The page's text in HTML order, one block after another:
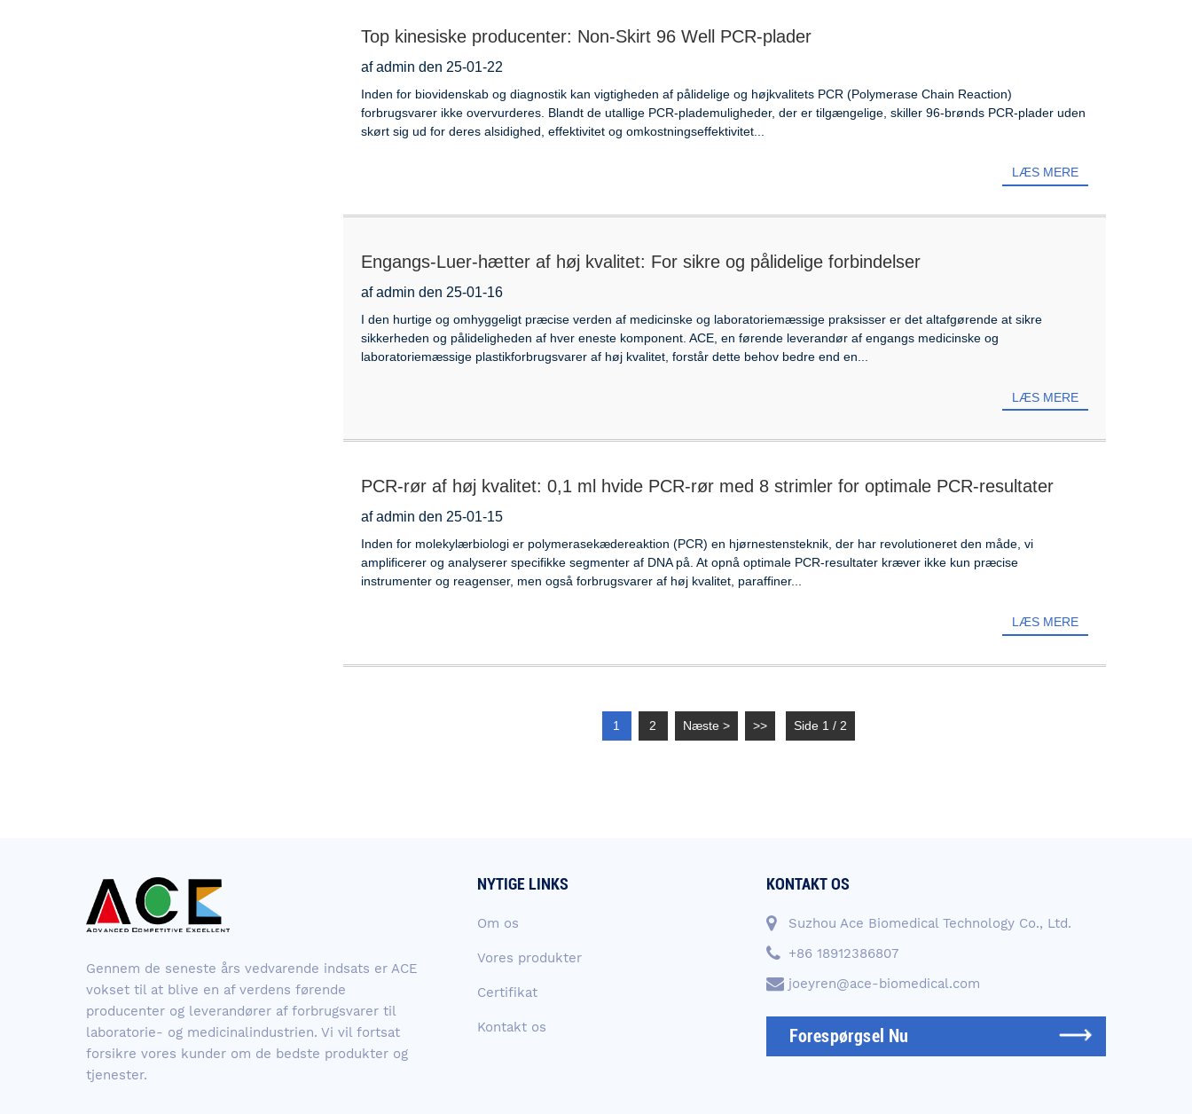
Top kinesiske producenter: Non-Skirt 96 Well PCR-plader
af admin den 25-01-22
Inden for biovidenskab og diagnostik kan vigtigheden af ​​pålidelige og højkvalitets PCR (Polymerase Chain Reaction)
forbrugsvarer ikke overvurderes. Blandt de utallige PCR-plademuligheder, der er tilgængelige, skiller 96-brønds PCR-plader uden
skørt sig ud for deres alsidighed, effektivitet og omkostningseffektivitet...
LÆS MERE
Engangs-Luer-hætter af høj kvalitet: For sikre og pålidelige forbindelser
af admin den 25-01-16
I den hurtige og omhyggeligt præcise verden af ​​medicinske og laboratoriemæssige praksisser er det altafgørende at sikre
sikkerheden og pålideligheden af ​​hver eneste komponent. ACE, en førende leverandør af engangs medicinske og
laboratoriemæssige plastikforbrugsvarer af høj kvalitet, forstår dette behov bedre end en...
LÆS MERE
PCR-rør af høj kvalitet: 0,1 ml hvide PCR-rør med 8 strimler for optimale PCR-resultater
af admin den 25-01-15
Inden for molekylærbiologi er polymerasekædereaktion (PCR) en hjørnestensteknik, der har revolutioneret den måde, vi
amplificerer og analyserer specifikke segmenter af DNA på. At opnå optimale PCR-resultater kræver ikke kun præcise
instrumenter og reagenser, men også forbrugsvarer af høj kvalitet, paraffiner...
LÆS MERE
1 2 Næste > >> Side 1 / 2
Gennem de seneste års vedvarende indsats er ACE
vokset til at blive en af ​​verdens førende
producenter og leverandører af forbrugsvarer til
laboratorie- og medicinalindustrien. Vi vil fortsat
forsikre vores kunder om de bedste produkter og
tjenester.
NYTIGE LINKS
Om os
Vores produkter
Certifikat
Kontakt os
KONTAKT OS
Suzhou Ace Biomedical Technology Co., Ltd.
+86 18912386807
joeyren@ace-biomedical.com
Forespørgsel Nu